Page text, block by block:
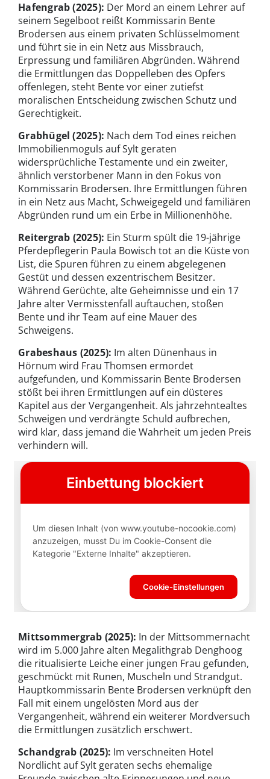
Hafengrab(2025): Der Mord an einem Lehrer auf
seinem Segelboot reißt Kommissarin Bente
Brodersen aus einem privaten Schlüsselmoment
und führt sie in ein Netz aus Missbrauch,
Erpressung und familiären Abgründen. Während
die Ermittlungen das Doppelleben des Opfers
offenlegen, steht Bente vor einer zutiefst
moralischen Entscheidung zwischen Schutz und
Gerechtigkeit.
Grabhügel (2025): Nach dem Tod eines reichen
Immobilienmoguls auf Sylt geraten
widersprüchliche Testamente und ein zweiter,
ähnlich verstorbener Mann in den Fokus von
Kommissarin Brodersen. Ihre Ermittlungen führen
in ein Netz aus Macht, Schweigegeld und familiären
Abgründen rund um ein Erbe in Millionenhöhe.
Reitergrab (2025): Ein Sturm spült die 19-jährige
Pferdepflegerin Paula Bowisch tot an die Küste von
List, die Spuren führen zu einem abgelegenen
Gestüt und dessen exzentrischem Besitzer.
Während Gerüchte, alte Geheimnisse und ein 17
Jahre alter Vermisstenfall auftauchen, stoßen
Bente und ihr Team auf eine Mauer des
Schweigens.
Grabeshaus (2025): Im alten Dünenhaus in
Hörnum wird Frau Thomsen ermordet
aufgefunden, und Kommissarin Bente Brodersen
stößt bei ihren Ermittlungen auf ein düsteres
Kapitel aus der Vergangenheit. Als jahrzehntealtes
Schweigen und verdrängte Schuld aufbrechen,
wird klar, dass jemand die Wahrheit um jeden Preis
verhindern will.
Mittsommergrab (2025): In der Mittsommernacht
wird im 5.000 Jahre alten Megalithgrab Denghoog
die ritualisierte Leiche einer jungen Frau gefunden,
geschmückt mit Runen, Muscheln und Strandgut.
Hauptkommissarin Bente Brodersen verknüpft den
Fall mit einem ungelösten Mord aus der
Vergangenheit, während ein weiterer Mordversuch
die Ermittlungen zusätzlich erschwert.
Schandgrab (2025): Im verschneiten Hotel
Nordlicht auf Sylt geraten sechs ehemalige